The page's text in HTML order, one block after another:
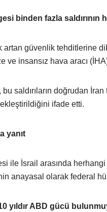
binden fazla saldırının
artan güvenlik tehditlerine
ve insansız hava aracı (İHA)
saldırıların doğrudan
ifade etti.
yanıt
ile İsrail arasında
anayasal olarak federal
yıldır ABD gücü